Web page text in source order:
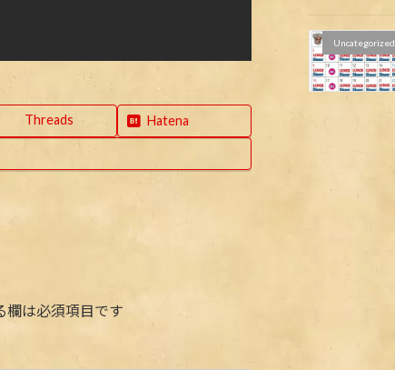
Threads Hatena
欄は必須項目です
Uncategorized